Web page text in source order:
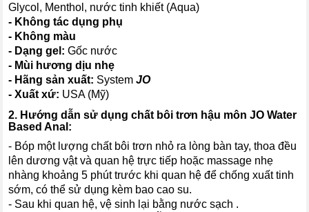
Glycol, Menthol, nước tinh khiết (Aqua)
- Không tác dụng phụ
- Không màu
- Dạng gel: Gốc nước
- Mùi hương dịu nhẹ
- Hãng sản xuất: SystemJO
- Xuất xứ: USA (Mỹ)
2. Hướng dẫn sử dụng chất bôi trơn hậu môn JO Water
Based Anal:
- Bóp một lượng chất bôi trơn nhỏ ra lòng bàn tay, thoa đều
lên dương vật và quan hệ trực tiếp hoặc massage nhẹ
nhàng khoảng 5 phút trước khi quan hệ để chống xuất tinh
sớm, có thể sử dụng kèm bao cao su.
- Sau khi quan hệ, vệ sinh lại bằng nước sạch .